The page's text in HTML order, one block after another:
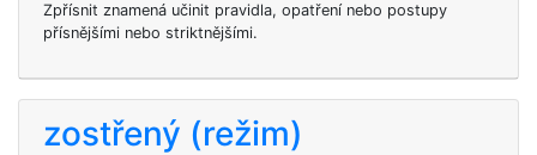
Zpřísnit znamená učinit pravidla, opatření nebo postupy
přísnějšími nebo striktnějšími.
zostřený (režim)